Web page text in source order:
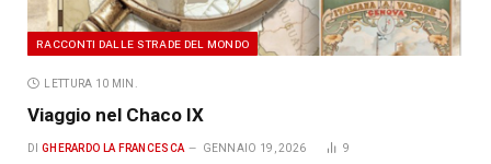
RACCONTI DALLE STRADE DEL MONDO
LETTURA 10 MIN.
Viaggio nel Chaco IX
DI GHERARDO LA FRANCESCA GENNAIO 19, 2026 9